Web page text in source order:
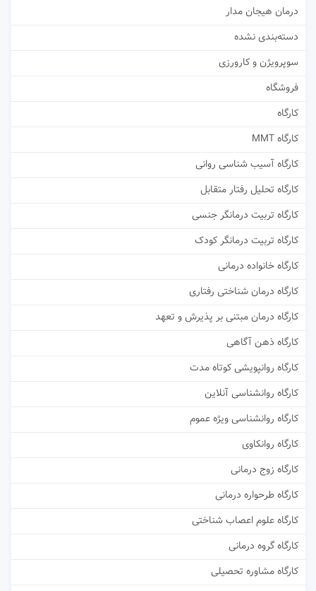
درمان هیجان مدار
دسته‌بندی نشده
سوپرویژن و کارورزی
فروشگاه
کارگاه
کارگاه MMT
کارگاه آسیب شناسی روانی
کارگاه تحلیل رفتار متقابل
کارگاه تربیت درمانگر جنسی
کارگاه تربیت درمانگر کودک
کارگاه خانواده درمانی
کارگاه درمان شناختی رفتاری
کارگاه درمان مبتنی بر پذیرش و تعهد
کارگاه ذهن آگاهی
کارگاه روانپویشی کوتاه مدت
کارگاه روانشناسی آنلاین
کارگاه روانشناسی ویژه عموم
کارگاه روانکاوی
کارگاه زوج درمانی
کارگاه طرحواره درمانی
کارگاه علوم اعصاب شناختی
کارگاه گروه درمانی
کارگاه مشاوره تحصیلی